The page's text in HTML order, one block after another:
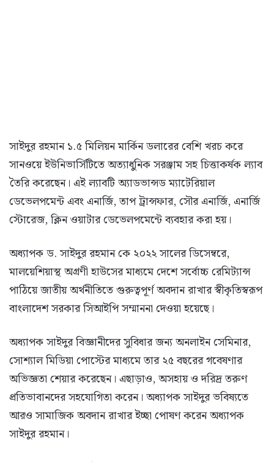
সাইদুর রহমান ১.৫ মিলিয়ন মার্কিন ডলারের বেশি খরচ করে
সানওয়ে ইউনিভার্সিটিতে অত্যাধুনিক সরঞ্জাম সহ চিত্তাকর্ষক ল্যাব
তৈরি করেছেন। এই ল্যাবটি অ্যাডভান্সড ম্যাটেরিয়াল
ডেভেলপমেন্ট এবং এনার্জি, তাপ ট্রান্সফার, সৌর এনার্জি, এনার্জি
স্টোরেজ, ক্লিন ওয়াটার ডেভেলপমেন্টে ব্যবহার করা হয়।
অধ্যাপক ড. সাইদুর রহমান কে ২০২২ সালের ডিসেম্বরে,
মালয়েশিয়াস্থ অগ্রণী হাউসের মাধ্যমে দেশে সর্বোচ্চ রেমিট্যান্স
পাঠিয়ে জাতীয় অর্থনীতিতে গুরুত্বপূর্ণ অবদান রাখার স্বীকৃতিস্বরূপ
বাংলাদেশ সরকার সিআইপি সম্মাননা দেওয়া হয়েছে।
অধ্যাপক সাইদুর বিজ্ঞানীদের সুবিধার জন্য অনলাইন সেমিনার,
সোশ্যাল মিডিয়া পোস্টের মাধ্যমে তার ২৫ বছরের গবেষণার
অভিজ্ঞতা শেয়ার করেছেন। এছাড়াও, অসহায় ও দরিদ্র তরুণ
প্রতিভাবানদের সহযোগিতা করেন। অধ্যাপক সাইদুর ভবিষ্যতে
আরও সামাজিক অবদান রাখার ইচ্ছা পোষণ করেন অধ্যাপক
সাইদুর রহমান।